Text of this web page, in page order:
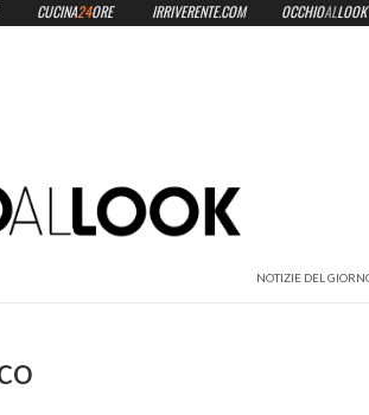
CUCINA24ORE IRRIVERENTE.COM OCCHIOALLOOK